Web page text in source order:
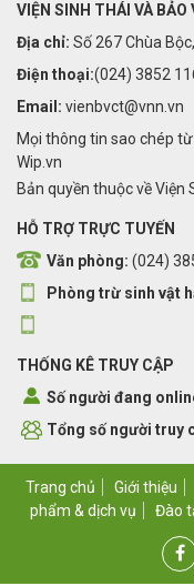
VIỆN SINH THÁI VÀ BẢO
Địa chỉ: Số 267 Chùa
Điện thoại:(024) 3852
Email: vienbvct@vnn.vn
Mọi thông tin sao chép
Wip.vn
Bản quyền thuộc về Viện
HỖ TRỢ TRỰC TUYẾN
Văn phòng: (024)
Phòng trừ sinh vật
THỐNG KÊ TRUY CẬP
Số người đang
Tổng số người truy
Trang chủ Giới thiệu
phẩm & dịch vụ
Đào